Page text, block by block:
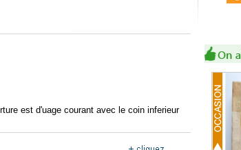
est d'uage courant avec le coin inferieur